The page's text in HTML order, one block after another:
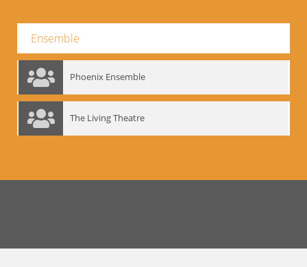
Ensemble
Phoenix Ensemble
The Living Theatre